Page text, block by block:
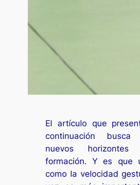
El artículo que
continuación busca
nuevos
formación. Y es que
como la velocidad